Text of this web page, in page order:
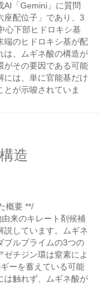
AI「Gemini」に質問
座配位子」であり、3
心下部ヒドロキシ基
端のヒドロキシ基が配
は、ムギネ酸の構造が
がその要因である可能
には、単に官能基だけ
が示唆されていま
造
概要 **/
来のキレート剤候補
説しています。ムギネ
ブルプライムの3つの
チジン環は窒素によ
ーを蓄えている可能
は触れず、ムギネ酸が